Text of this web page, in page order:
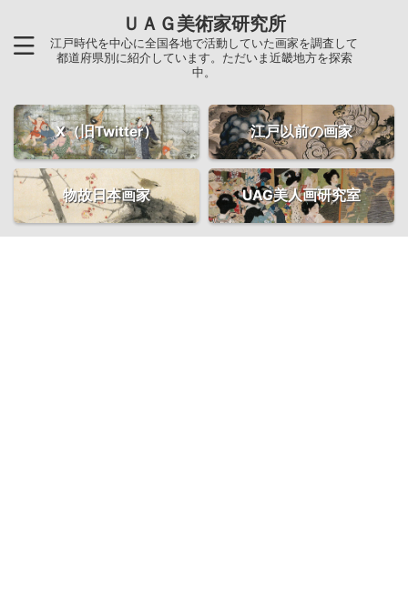
ＵＡＧ美術家研究所
江戸時代を中心に全国各地で活動していた画家を調査して
都道府県別に紹介しています。ただいま近畿地方を探索
中。
X（旧Twitter） 江戸以前の画家
物故日本画家 UAG美人画研究室